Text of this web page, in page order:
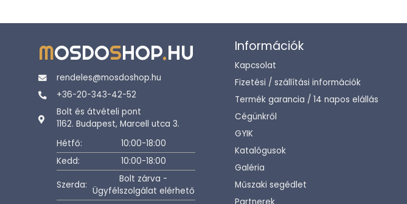
MOSDOSHOP.HU
rendeles@mosdoshop.hu
+36-20-343-42-52
Bolt és átvételi pont
1162. Budapest, Marcell utca 3.
Hétfő:
10:00-18:00
Kedd:
10:00-18:00
Szerda:
Bolt zárva -
Ügyfélszolgálat elérhető
Információk
Kapcsolat
Fizetési / szállítási információk
Termék garancia / 14 napos elállás
Cégünkről
GYIK
Katalógusok
Galéria
Műszaki segédlet